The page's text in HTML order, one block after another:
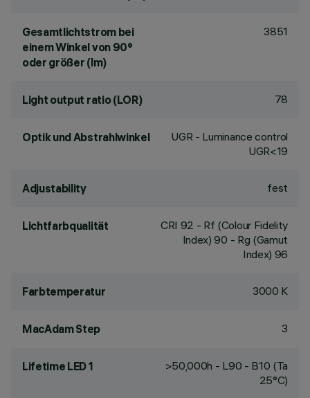
Gesamtlichtstrom bei
einem Winkel von 90°
oder größer (lm)
3851
Light output ratio (LOR) 78
Optik und Abstrahlwinkel
UGR - Luminance control
UGR<19
Adjustability fest
Lichtfarbqualität CRI 92 - Rf (Colour Fidelity
Index) 90 - Rg (Gamut
Index) 96
Farbtemperatur 3000 K
MacAdam Step 3
Lifetime LED 1
>50,000h - L90 - B10 (Ta
25°C)